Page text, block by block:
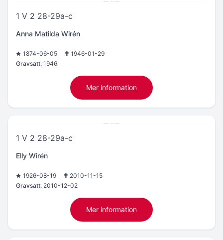
1 V 2 28-29a-c
Anna Matilda Wirén
1874-06-05
1946-01-29
Gravsatt: 1946
Mer information
1 V 2 28-29a-c
Elly Wirén
1926-08-19
2010-11-15
Gravsatt: 2010-12-02
Mer information